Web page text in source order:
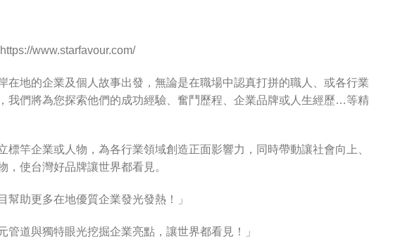
www.starfavour.com/
在地的企業及個人故事出發，無論是在職場中認真打拼的職人、或各行業
我們將為您探索他們的成功經驗、奮鬥歷程、企業品牌或人生經歷…等精
竿企業或人物，為各行業領域創造正面影響力，同時帶動讓社會向上、
使台灣好品牌讓世界都看見。
助更多在地優質企業發光發熱！」
道與獨特眼光挖掘企業亮點，讓世界都看見！」